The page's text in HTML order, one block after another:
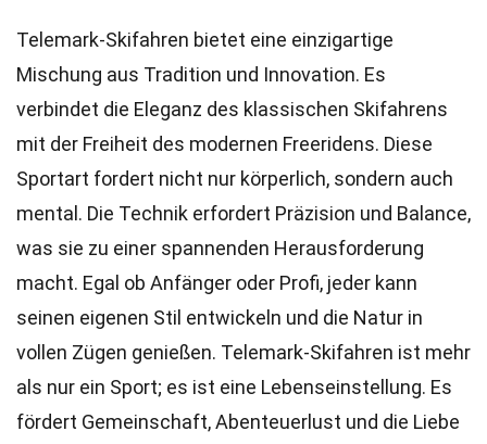
Telemark-Skifahren bietet eine einzigartige
Mischung aus Tradition und Innovation. Es
verbindet die Eleganz des klassischen Skifahrens
mit der Freiheit des modernen Freeridens. Diese
Sportart fordert nicht nur körperlich, sondern auch
mental. Die Technik erfordert Präzision und Balance,
was sie zu einer spannenden Herausforderung
macht. Egal ob Anfänger oder Profi, jeder kann
seinen eigenen Stil entwickeln und die Natur in
vollen Zügen genießen. Telemark-Skifahren ist mehr
als nur ein Sport; es ist eine Lebenseinstellung. Es
fördert Gemeinschaft, Abenteuerlust und die Liebe